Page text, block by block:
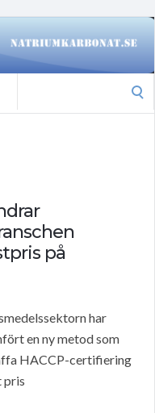
på
har
en ny metod som
HACCP-certifiering
pris